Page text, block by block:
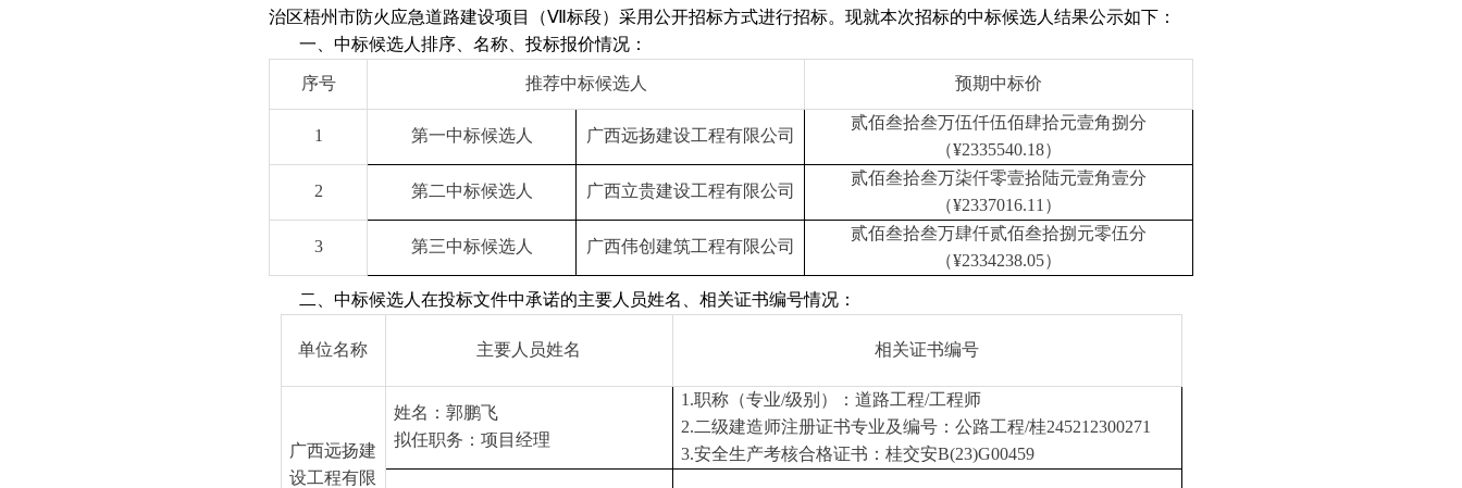
治区梧州市防火应急道路建设项目（Ⅶ标段）采用公开招标方式进行招标。现就本次招标的中标候选人结果公示如下：
一、中标候选人排序、名称、投标报价情况：
序号 推荐中标候选人 预期中标价
1 第一中标候选人 广西远扬建设工程有限公司
贰佰叁拾叁万伍仟伍佰肆拾元壹角捌分
（¥2335540.18）
2 第二中标候选人 广西立贵建设工程有限公司
贰佰叁拾叁万柒仟零壹拾陆元壹角壹分
（¥2337016.11）
3 第三中标候选人 广西伟创建筑工程有限公司
贰佰叁拾叁万肆仟贰佰叁拾捌元零伍分
（¥2334238.05）
二、中标候选人在投标文件中承诺的主要人员姓名、相关证书编号情况：
单位名称 主要人员姓名 相关证书编号
广西远扬建
设工程有限
姓名：郭鹏飞
拟任职务：项目经理
1.职称（专业/级别）：道路工程/工程师
2.二级建造师注册证书专业及编号：公路工程/桂245212300271
3.安全生产考核合格证书：桂交安B(23)G00459